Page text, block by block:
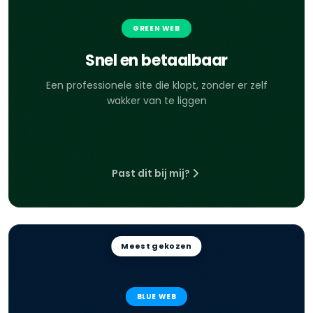
GREEN WEB
Snel en betaalbaar
Een professionele site die klopt, zonder er zelf
wakker van te liggen
Past dit bij mij?
Meest gekozen
BLUE WEB